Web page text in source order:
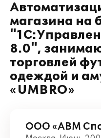
магазина на
8.0",
торговлей
одеждой и
«UMBRO»
ООО «АВМ